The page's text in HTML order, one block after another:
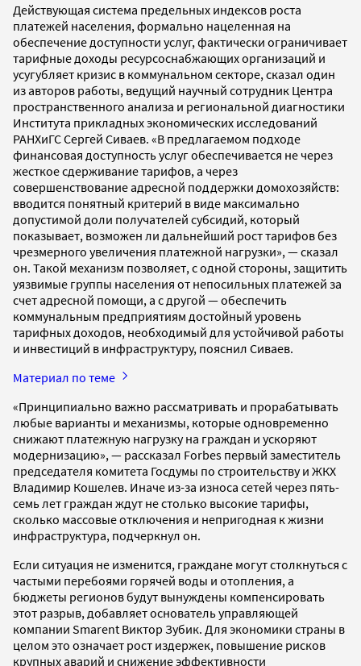
Действующая система предельных индексов роста
платежей населения, формально нацеленная на
обеспечение доступности услуг, фактически ограничивает
тарифные доходы ресурсоснабжающих организаций и
усугубляет кризис в коммунальном секторе, сказал один
из авторов работы, ведущий научный сотрудник Центра
пространственного анализа и региональной диагностики
Института прикладных экономических исследований
РАНХиГС Сергей Сиваев. «В предлагаемом подходе
финансовая доступность услуг обеспечивается не через
жесткое сдерживание тарифов, а через
совершенствование адресной поддержки домохозяйств:
вводится понятный критерий в виде максимально
допустимой доли получателей субсидий, который
показывает, возможен ли дальнейший рост тарифов без
чрезмерного увеличения платежной нагрузки», — сказал
он. Такой механизм позволяет, с одной стороны, защитить
уязвимые группы населения от непосильных платежей за
счет адресной помощи, а с другой — обеспечить
коммунальным предприятиям достойный уровень
тарифных доходов, необходимый для устойчивой работы
и инвестиций в инфраструктуру, пояснил Сиваев.
Материал по теме
«Принципиально важно рассматривать и прорабатывать
любые варианты и механизмы, которые одновременно
снижают платежную нагрузку на граждан и ускоряют
модернизацию», — рассказал Forbes первый заместитель
председателя комитета Госдумы по строительству и ЖКХ
Владимир Кошелев. Иначе из-за износа сетей через пять-
семь лет граждан ждут не столько высокие тарифы,
сколько массовые отключения и непригодная к жизни
инфраструктура, подчеркнул он.
Если ситуация не изменится, граждане могут столкнуться с
частыми перебоями горячей воды и отопления, а
бюджеты регионов будут вынуждены компенсировать
этот разрыв, добавляет основатель управляющей
компании Smarent Виктор Зубик. Для экономики страны в
целом это означает рост издержек, повышение рисков
крупных аварий и снижение эффективности